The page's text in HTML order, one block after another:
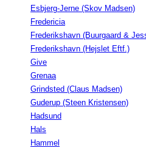
Esbjerg-Jerne (Skov Madsen)
Fredericia
Frederikshavn (Buurgaard &
Frederikshavn (Hejslet Eftf.)
Give
Grenaa
Grindsted (Claus Madsen)
Guderup (Steen Kristensen)
Hadsund
Hals
Hammel